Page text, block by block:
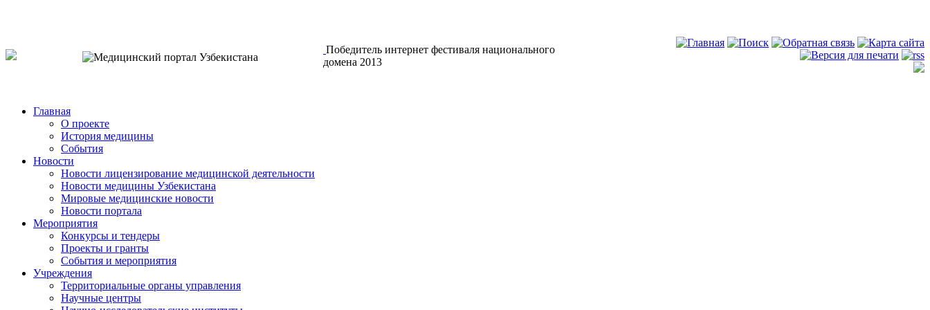
Победитель интернет фестиваля национального
домена 2013
Главная
О проекте
История медицины
События
Новости
Новости лицензирование медицинской деятельности
Новости медицины Узбекистана
Мировые медицинские новости
Новости портала
Мероприятия
Конкурсы и тендеры
Проекты и гранты
События и мероприятия
Учреждения
Территориальные органы управления
Научные центры